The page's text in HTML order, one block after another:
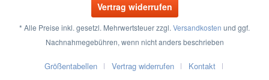
Vertrag widerrufen
* Alle Preise inkl. gesetzl. Mehrwertsteuer zzgl. Versandkosten und ggf.
Nachnahmegebühren, wenn nicht anders beschrieben
Größentabellen Vertrag widerrufen Kontakt